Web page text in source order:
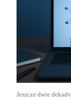
Jeszcze dwie